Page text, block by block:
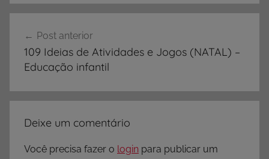
de
Post
Post anterior
109 Ideias de Atividades e Jogos (NATAL) –
Educação infantil
Deixe um comentário
Você precisa fazer o login para publicar um